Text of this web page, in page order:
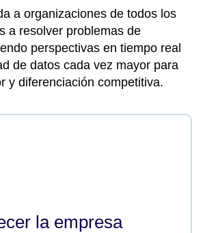
a organizaciones de todos los
a resolver problemas de
perspectivas en tiempo real
de datos cada vez mayor para
y diferenciación competitiva.
la empresa